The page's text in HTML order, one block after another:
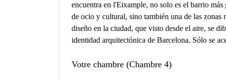
encuentra en l'Eixample, no solo es el barrio
de ocio y cultural, sino también una de las
diseño en la ciudad, que visto desde el aire, se
identidad arquitectónica de Barcelona. Sólo se
Votre chambre (Chambre 4)